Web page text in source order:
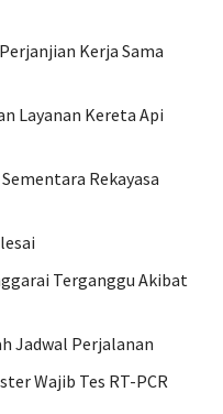
Kerja Sama
Layanan Kereta Api
Rekayasa
Terganggu Akibat
Jadwal Perjalanan
Wajib Tes RT-PCR